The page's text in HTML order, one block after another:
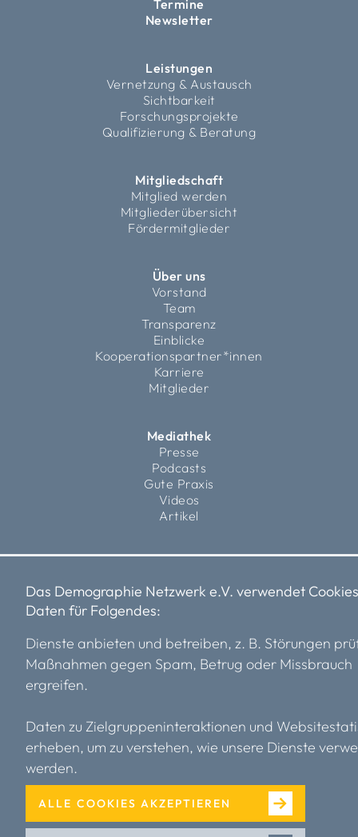
Termine
Newsletter
Leistungen
Vernetzung & Austausch
Sichtbarkeit
Forschungsprojekte
Qualifizierung & Beratung
Mitgliedschaft
Mitglied werden
Mitgliederübersicht
Fördermitglieder
Über uns
Vorstand
Team
Transparenz
Einblicke
Kooperationspartner*innen
Karriere
Mitglieder
Mediathek
Presse
Podcasts
Gute Praxis
Videos
Artikel
Das Demographie Netzwerk e.V. verwendet
Daten für Folgendes:
Dienste anbieten und betreiben, z. B. Störungen
Maßnahmen gegen Spam, Betrug oder Missbrauch
ergreifen.
Daten zu Zielgruppeninteraktionen und
erheben, um zu verstehen, wie unsere Dienste
werden.
ALLE COOKIES AKZEPTIEREN